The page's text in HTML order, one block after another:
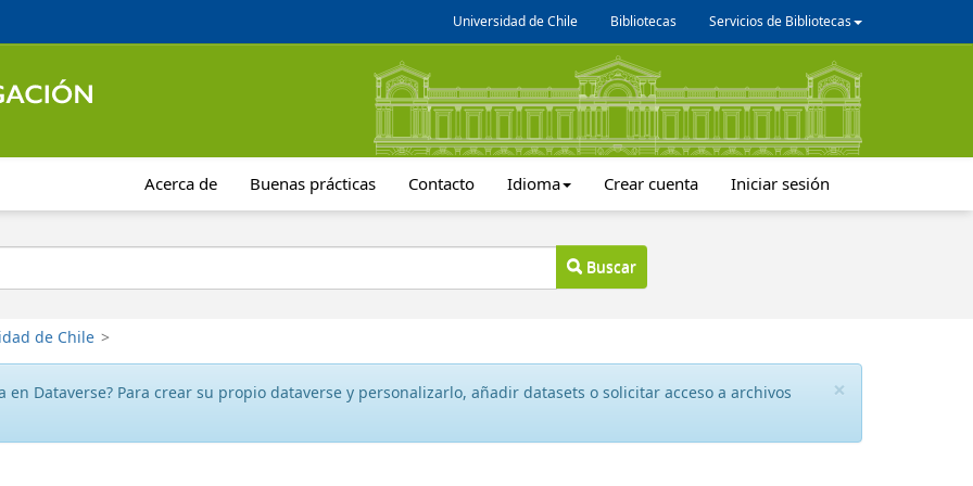
Universidad de Chile Bibliotecas Servicios de Bibliotecas
Acerca de Buenas prácticas Contacto Idioma Crear cuenta Iniciar sesión
Buscar
de Chile >
×
en Dataverse? Para crear su propio dataverse y personalizarlo, añadir datasets o solicitar acceso a archivos